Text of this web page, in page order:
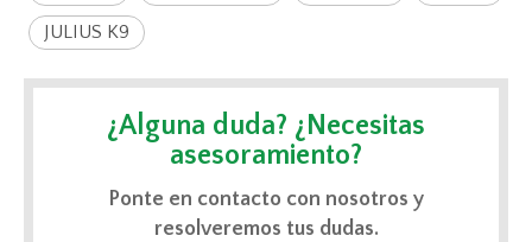
JULIUS K9
¿Alguna duda? ¿Necesitas
asesoramiento?
Ponte en contacto con nosotros y
resolveremos tus dudas.